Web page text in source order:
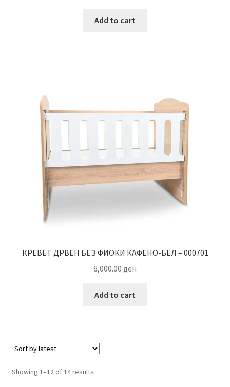
Add to cart
КРЕВЕТ ДРВЕН БЕЗ ФИОКИ КАФЕНО-БЕЛ – 000701
6,000.00 ден
Add to cart
Showing 1–12 of 14 resultsSorted